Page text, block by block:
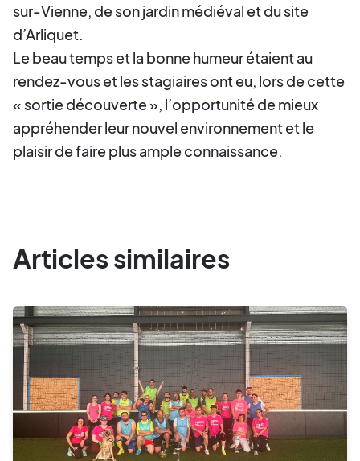
sur-Vienne, de son jardin médiéval et du site
d’Arliquet.
Le beau temps et la bonne humeur étaient au
rendez-vous et les stagiaires ont eu, lors de cette
« sortie découverte », l’opportunité de mieux
appréhender leur nouvel environnement et le
plaisir de faire plus ample connaissance.
Articles similaires